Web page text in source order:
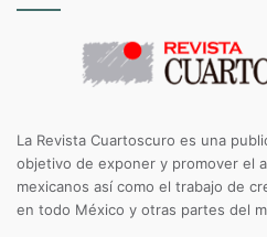
La Revista Cuartoscuro es una
objetivo de exponer y promover el
mexicanos así como el trabajo de
en todo México y otras partes del